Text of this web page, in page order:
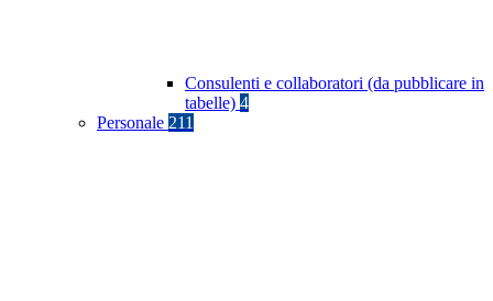
Consulenti e collaboratori (da pubblicare in
tabelle) 4
Personale 211